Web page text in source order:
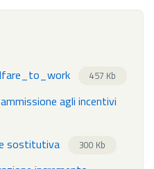
457 Kb
agli incentivi
sostitutiva 300 Kb